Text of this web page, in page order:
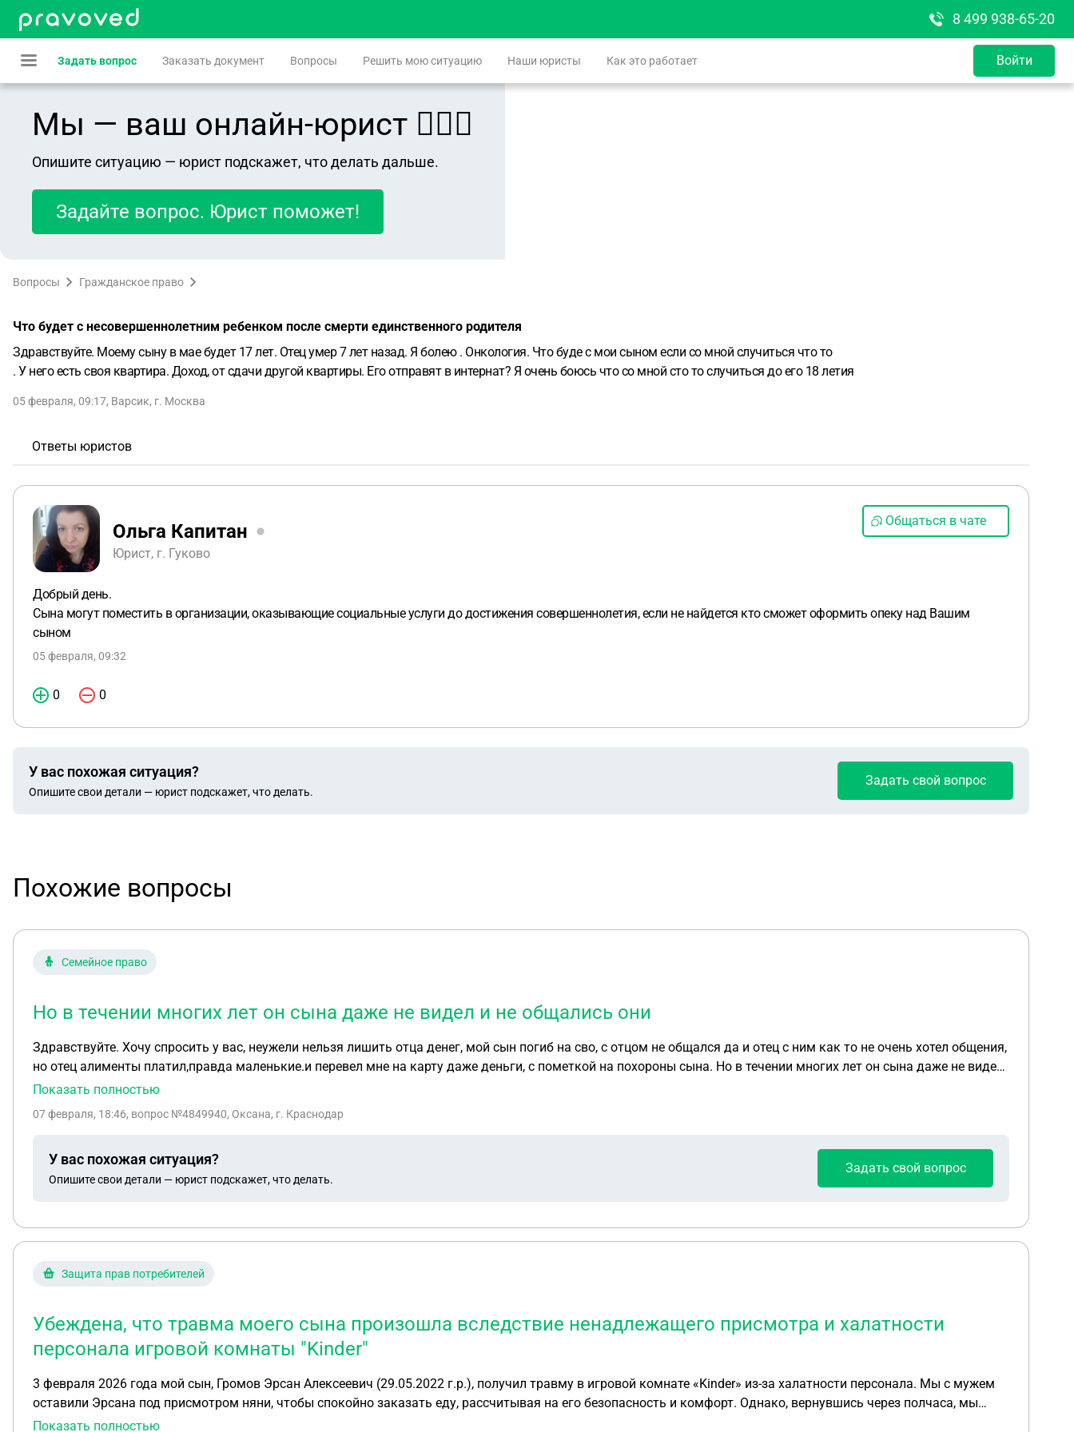
8 499 938-65-20
Задать вопрос Заказать документ Вопросы Решить мою ситуацию Наши юристы Как это работает Войти
Мы — ваш онлайн-юрист 👨🏻‍⚖️
Опишите ситуацию — юрист подскажет, что делать дальше.
Задайте вопрос. Юрист поможет!
Вопросы Гражданское право
Что будет с несовершеннолетним ребенком после смерти единственного родителя
Здравствуйте. Моему сыну в мае будет 17 лет. Отец умер 7 лет назад. Я болею . Онкология. Что буде с мои сыном если со мной случиться что то
. У него есть своя квартира. Доход, от сдачи другой квартиры. Его отправят в интернат? Я очень боюсь что со мной сто то случиться до его 18 летия
05 февраля, 09:17, Варсик, г. Москва
Ответы юристов
Ольга Капитан
Юрист, г. Гуково
Общаться в чате
Добрый день.
Сына могут поместить в организации, оказывающие социальные услуги до достижения совершеннолетия, если не найдется кто сможет оформить опеку над Вашим
сыном
05 февраля, 09:32
0 0
У вас похожая ситуация?
Опишите свои детали — юрист подскажет, что делать.
Задать свой вопрос
Похожие вопросы
Семейное право
Но в течении многих лет он сына даже не видел и не общались они
Здравствуйте. Хочу спросить у вас, неужели нельзя лишить отца денег, мой сын погиб на сво, с отцом не общался да и отец с ним как то не очень хотел общения,
но отец алименты платил,правда маленькие.и перевел мне на карту даже деньги, с пометкой на похороны сына. Но в течении многих лет он сына даже не видел
и не общались они. Моего сына воспитывал второй муж, он достоин выплат. Неужели нельзя ничего совсем сделать чтобы отец не получил ни шиша, его не
Показать полностью
07 февраля, 18:46, вопрос №4849940, Оксана, г. Краснодар
У вас похожая ситуация?
Опишите свои детали — юрист подскажет, что делать.
Задать свой вопрос
Защита прав потребителей
Убеждена, что травма моего сына произошла вследствие ненадлежащего присмотра и халатности
персонала игровой комнаты "Kinder"
3 февраля 2026 года мой сын, Громов Эрсан Алексеевич (29.05.2022 г.р.), получил травму в игровой комнате «Kinder» из-за халатности персонала. Мы с мужем
оставили Эрсана под присмотром няни, чтобы спокойно заказать еду, рассчитывая на его безопасность и комфорт. Однако, вернувшись через полчаса, мы
обнаружили сына в слезах, жалующегося на боль в руке. Самое возмутительное, что сотрудники «Kinder» даже не сочли нужным связаться с нами, родителями,
Показать полностью